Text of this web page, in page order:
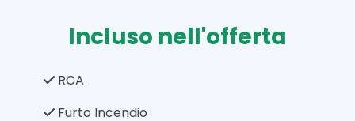
Incluso nell'offerta
RCA
Furto Incendio